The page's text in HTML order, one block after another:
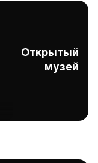
Открытый
музей